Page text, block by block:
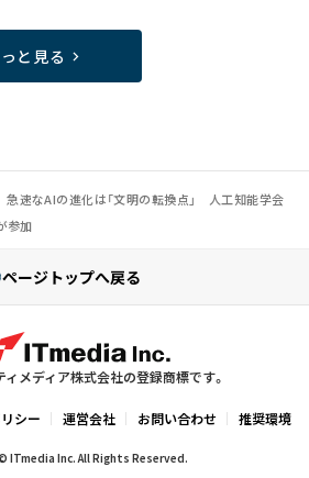
と見る
急速なAIの進化は「文明の転換点」 人工知能学会
参加
ページトップへ戻る
メディア株式会社の登録商標です。
シー 運営会社 お問い合わせ 推奨環境
ITmedia Inc. All Rights Reserved.